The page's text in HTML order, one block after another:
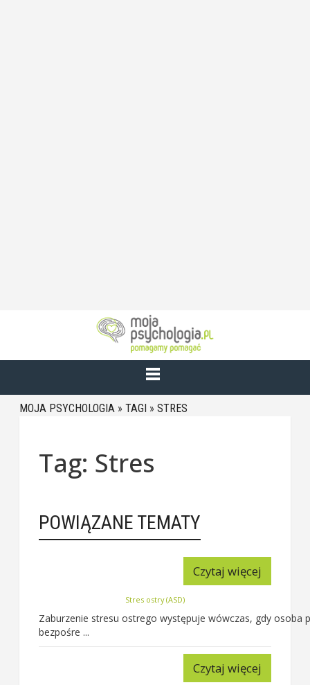
MOJA PSYCHOLOGIA » TAGI » STRES
Tag: Stres
POWIĄZANE TEMATY
Czytaj więcej
Stres ostry (ASD)
Zaburzenie stresu ostrego występuje wówczas, gdy osoba
bezpośre ...
Czytaj więcej